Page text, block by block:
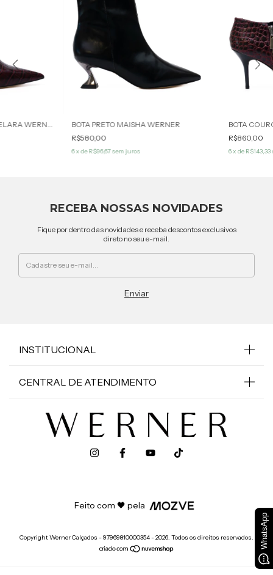
BOTA COURO BORDÔ DELARA WERNER
BOTA PRETO MAISHA WERNER
R$580,00
6x deR$96,67sem juros
R$860,00
6x de R$143,33
WhatsApp
RECEBA NOSSAS NOVIDADES
Fique por dentro das novidades e receba descontos exclusivos
direto no seu e-mail.
INSTITUCIONAL
CENTRAL DE ATENDIMENTO
Feito com 🖤 pela
Copyright Werner Calçados - 97969810000354 - 2026. Todos os direitos reservados.